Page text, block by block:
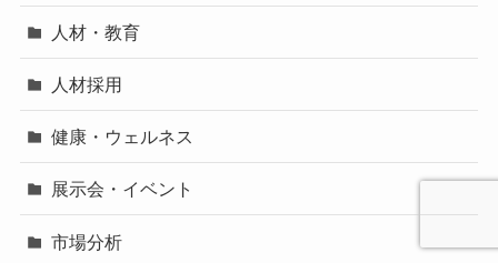
人材・教育
人材採用
健康・ウェルネス
展示会・イベント
市場分析